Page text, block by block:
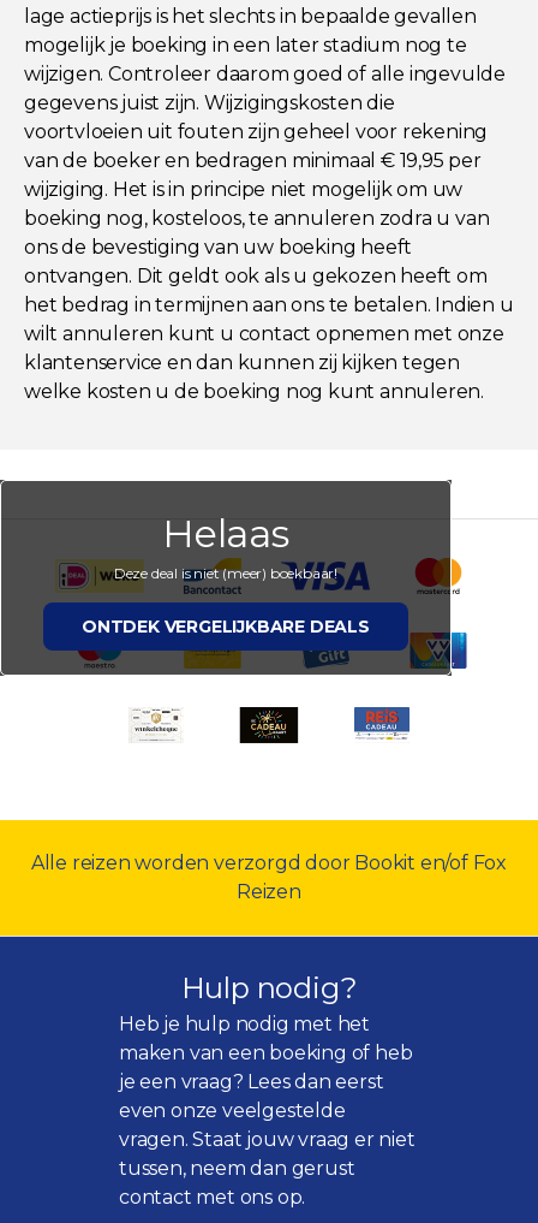
lage actieprijs is het slechts in bepaalde gevallen
mogelijk je boeking in een later stadium nog te
wijzigen. Controleer daarom goed of alle ingevulde
gegevens juist zijn. Wijzigingskosten die
voortvloeien uit fouten zijn geheel voor rekening
van de boeker en bedragen minimaal € 19,95 per
wijziging. Het is in principe niet mogelijk om uw
boeking nog, kosteloos, te annuleren zodra u van
ons de bevestiging van uw boeking heeft
ontvangen. Dit geldt ook als u gekozen heeft om
het bedrag in termijnen aan ons te betalen. Indien u
wilt annuleren kunt u contact opnemen met onze
klantenservice en dan kunnen zij kijken tegen
welke kosten u de boeking nog kunt annuleren.
Helaas
Deze deal is niet (meer) boekbaar!
ONTDEK VERGELIJKBARE DEALS
Alle reizen worden verzorgd door Bookit en/of Fox
Reizen
Hulp nodig?
Heb je hulp nodig met het
maken van een boeking of heb
je een vraag? Lees dan eerst
even onzeveelgestelde
vragen. Staat jouw vraag er niet
tussen, neem dan gerust
contact met ons op.